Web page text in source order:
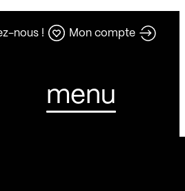
nous ! Mon compte
menu